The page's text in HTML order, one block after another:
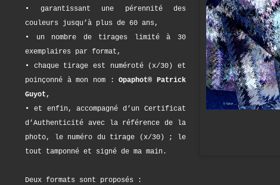
• garantissant une pérennité des
couleurs jusqu’à plus de 60 ans,
• un nombre de tirages limité à 30
exemplaires par format,
• chaque tirage est numéroté (x/30) et
poinçonné à mon nom :Opaphot® Patrick
Guyot,
• et enfin, accompagné d’un Certificat
d’Authenticité avec la référence de la
photo, le numéro du tirage (x/30) ; le
tout tamponné et signé de ma main.
Deux formats sont proposés :